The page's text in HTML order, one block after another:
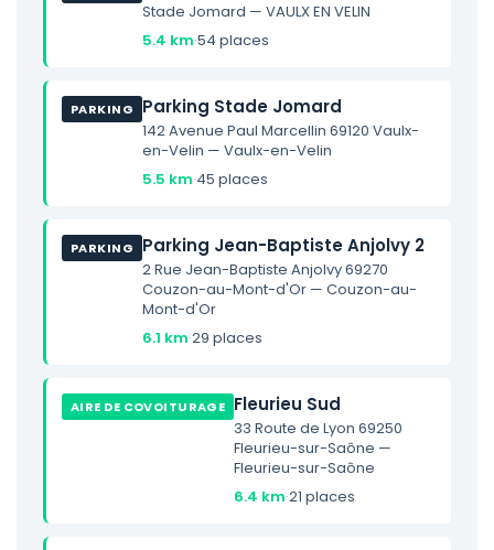
Stade Jomard — VAULX EN VELIN
5.4 km·54 places
PARKING Parking Stade Jomard
142 Avenue Paul Marcellin 69120 Vaulx-
en-Velin — Vaulx-en-Velin
5.5 km·45 places
PARKING Parking Jean-Baptiste Anjolvy 2
2 Rue Jean-Baptiste Anjolvy 69270
Couzon-au-Mont-d'Or — Couzon-au-
Mont-d'Or
6.1 km·29 places
AIRE DE COVOITURAGE Fleurieu Sud
33 Route de Lyon 69250
Fleurieu-sur-Saône —
Fleurieu-sur-Saône
6.4 km·21 places